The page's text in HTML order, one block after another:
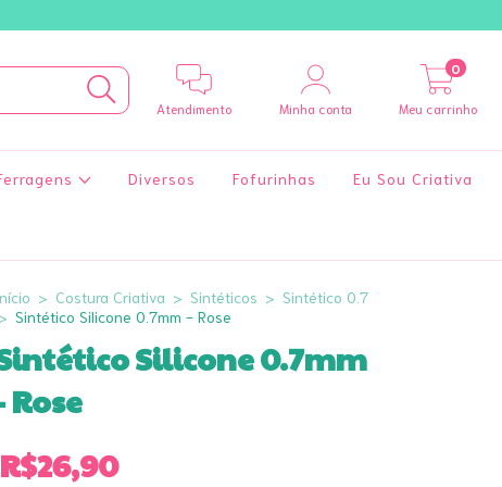
Atendimento Minha conta Meu carrinho
0
Diversos Fofurinhas Eu Sou Criativa
> Costura Criativa > Sintéticos > Sintético 0.7
> Sintético Silicone 0.7mm - Rose
Silicone 0.7mm
Rose
R$26,90